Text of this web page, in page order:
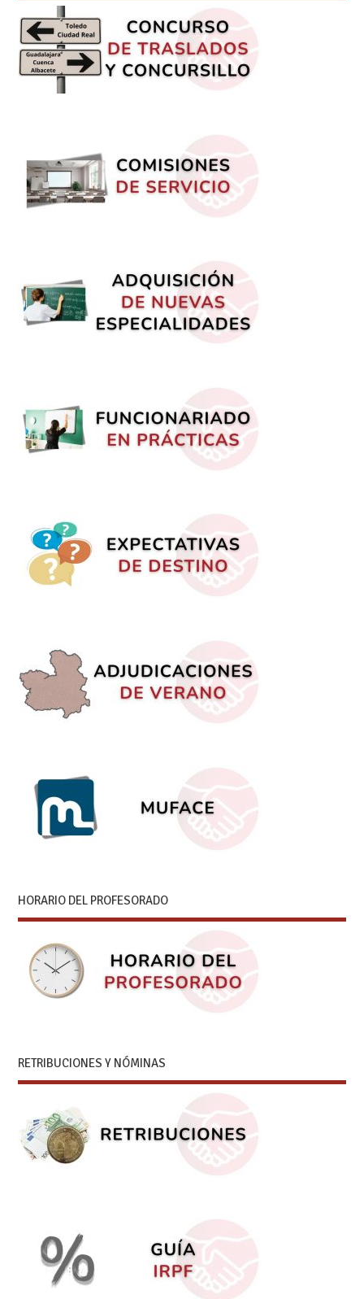
HORARIO DEL PROFESORADO
RETRIBUCIONES Y NÓMINAS